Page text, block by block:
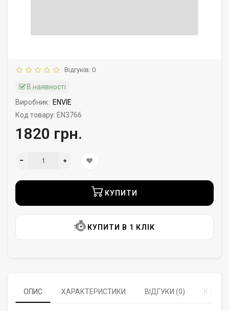
Відгуків: 0
В наявності
Виробник: ENVIE
Код товару: EN3766
1820 грн.
КУПИТИ
КУПИТИ В 1 КЛІК
ОПИС ХАРАКТЕРИСТИКИ ВІДГУКИ (0)